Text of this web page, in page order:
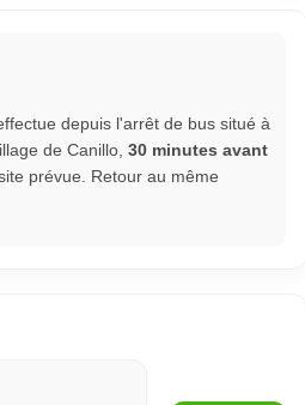
depuis l'arrêt de bus situé à
de Canillo, 30 minutes avant
prévue. Retour au même